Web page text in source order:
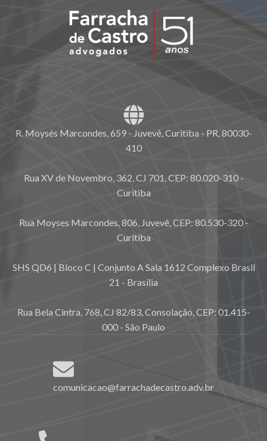
R. Moysés Marcondes, 659 - Juvevê, Curitiba - PR, 80030-
410
Rua XV de Novembro, 362, CJ 701, CEP: 80.020-310 -
Curitiba
Rua Moyses Marcondes, 806, Juvevê, CEP: 80.530-320 -
Curitiba
SHS QD6 | Bloco C | Conjunto A Sala 1612 Complexo Brasil
21 - Brasília
Rua Bela Cintra, 768, CJ 82/83, Consolação, CEP: 01.415-
000 - São Paulo
comunicacao@farrachadecastro.adv.br